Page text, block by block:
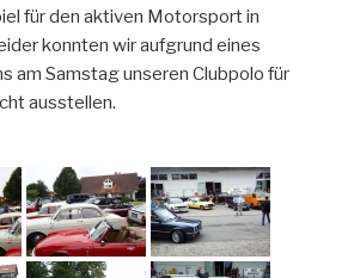
für den aktiven Motorsport in
konnten wir aufgrund eines
am Samstag unseren Clubpolo für
ausstellen.